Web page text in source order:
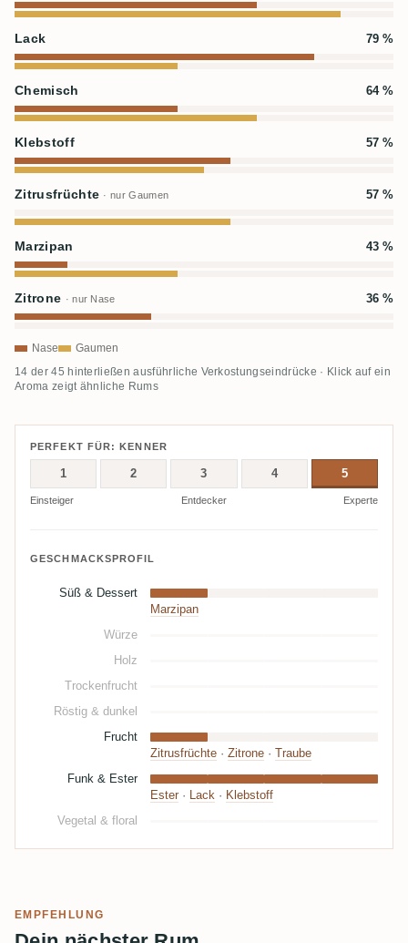
Lack 79 %
Chemisch 64 %
Klebstoff 57 %
Zitrusfrüchte · nur Gaumen 57 %
Marzipan 43 %
Zitrone · nur Nase 36 %
Nase Gaumen
14 der 45 hinterließen ausführliche Verkostungseindrücke · Klick auf ein
Aroma zeigt ähnliche Rums
PERFEKT FÜR: KENNER
1 2 3 4 5
Einsteiger Entdecker Experte
GESCHMACKSPROFIL
Süß & Dessert
Marzipan
Würze
Holz
Trockenfrucht
Röstig & dunkel
Frucht
Zitrusfrüchte · Zitrone · Traube
Funk & Ester
Ester · Lack · Klebstoff
Vegetal & floral
EMPFEHLUNG